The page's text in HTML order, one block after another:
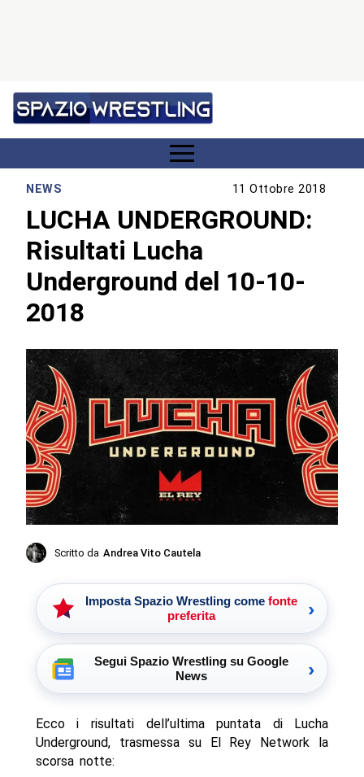
NEWS 11 Ottobre 2018
LUCHA UNDERGROUND:
Risultati Lucha
Underground del 10-10-
2018
Scritto da Andrea Vito Cautela
Imposta Spazio Wrestling come fonte
preferita
›
Segui Spazio Wrestling su Google
News
›
Ecco i risultati dell’ultima puntata di Lucha
Underground, trasmessa su El Rey Network la
scorsa notte: